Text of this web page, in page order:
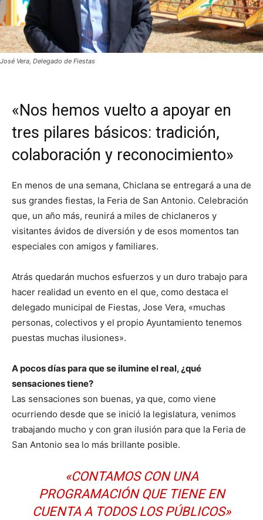
José Vera, Delegado de Fiestas
«Nos hemos vuelto a apoyar en
tres pilares básicos: tradición,
colaboración y reconocimiento»
En menos de una semana, Chiclana se entregará a una de
sus grandes fiestas, la Feria de San Antonio. Celebración
que, un año más, reunirá a miles de chiclaneros y
visitantes ávidos de diversión y de esos momentos tan
especiales con amigos y familiares.
Atrás quedarán muchos esfuerzos y un duro trabajo para
hacer realidad un evento en el que, como destaca el
delegado municipal de Fiestas, Jose Vera, «muchas
personas, colectivos y el propio Ayuntamiento tenemos
puestas muchas ilusiones».
A pocos días para que se ilumine el real, ¿qué
sensaciones tiene?
Las sensaciones son buenas, ya que, como viene
ocurriendo desde que se inició la legislatura, venimos
trabajando mucho y con gran ilusión para que la Feria de
San Antonio sea lo más brillante posible.
«CONTAMOS CON UNA
PROGRAMACIÓN QUE TIENE EN
CUENTA A TODOS LOS PÚBLICOS»